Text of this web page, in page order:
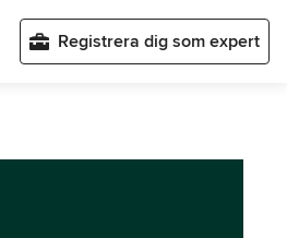
Registrera dig som expert